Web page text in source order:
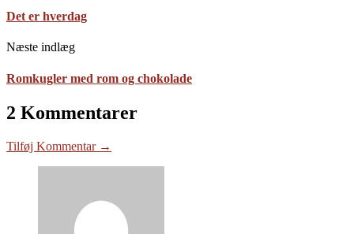
Det er hverdag
Næste indlæg
Romkugler med rom og chokolade
2 Kommentarer
Tilføj Kommentar →